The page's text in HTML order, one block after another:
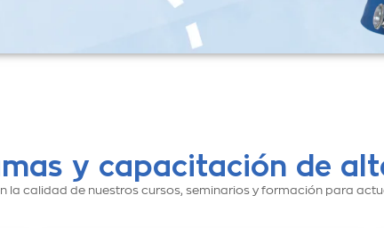
y capacitación de
la calidad de nuestros cursos, seminarios y formación para